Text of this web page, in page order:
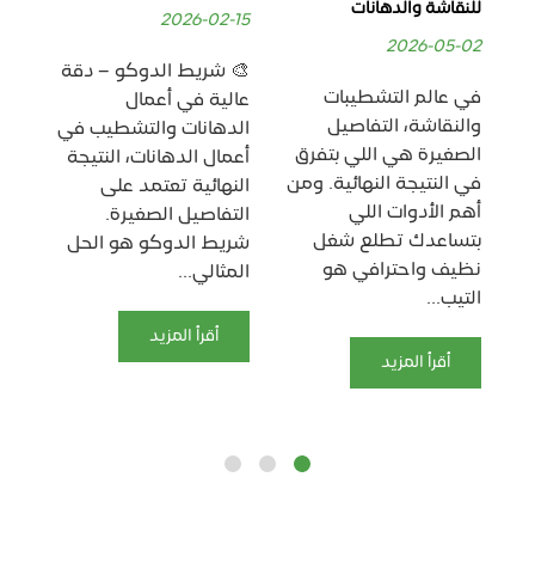
للنقاشة والدهانات
2026-05-02
في عالم التشطيبات
والنقاشة، التفاصيل
الصغيرة هي اللي بتفرق
في النتيجة النهائية. ومن
أهم الأدوات اللي
بتساعدك تطلع شغل
نظيف واحترافي هو
التيب...
أقرأ المزيد
2026-02-15
🎨 شريط الدوكو – دقة
عالية في أعمال
الدهانات والتشطيب في
أعمال الدهانات، النتيجة
النهائية تعتمد على
التفاصيل الصغيرة.
شريط الدوكو هو الحل
المثالي...
أقرأ المزيد